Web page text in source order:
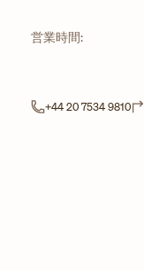
営業時間:
+44 20 7534 9810